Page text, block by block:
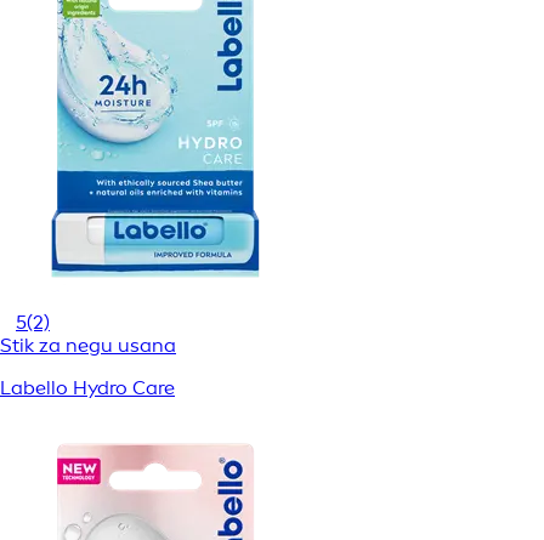
5(2)
Stik za negu usana
Labello Hydro Care